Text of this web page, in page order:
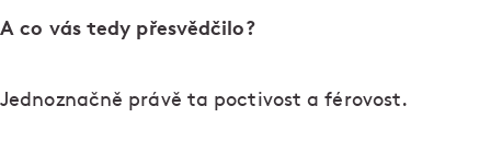
A co vás tedy přesvědčilo?
Jednoznačně právě ta poctivost a férovost.